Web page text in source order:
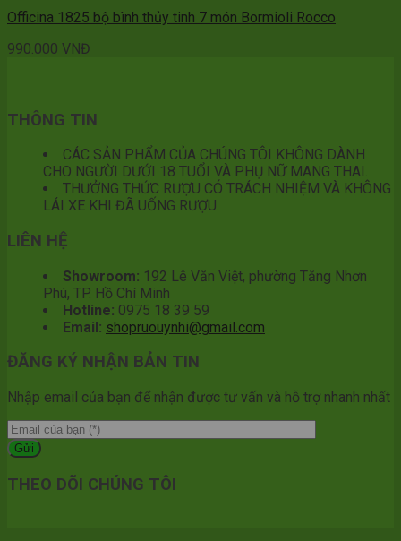
Officina 1825 bộ bình thủy tinh 7 món Bormioli Rocco
990.000 VNĐ
THÔNG TIN
CÁC SẢN PHẨM CỦA CHÚNG TÔI KHÔNG DÀNH
CHO NGƯỜI DƯỚI 18 TUỔI VÀ PHỤ NỮ MANG THAI.
THƯỞNG THỨC RƯỢU CÓ TRÁCH NHIỆM VÀ KHÔNG
LÁI XE KHI ĐÃ UỐNG RƯỢU.
LIÊN HỆ
Showroom: 192 Lê Văn Việt, phường Tăng Nhơn
Phú, TP. Hồ Chí Minh
Hotline: 0975 18 39 59
Email: shopruouynhi@gmail.com
ĐĂNG KÝ NHẬN BẢN TIN
Nhập email của bạn để nhận được tư vấn và hỗ trợ nhanh nhất
THEO DÕI CHÚNG TÔI